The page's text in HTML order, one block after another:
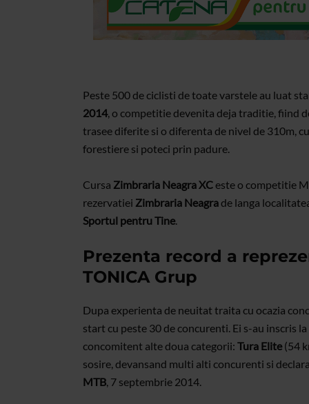
Peste 500 de ciclisti de toate varstele au luat
2014, o competitie devenita deja traditie, fiind
trasee diferite si o diferenta de nivel de 310m,
forestiere si poteci prin padure.
Cursa Zimbraria Neagra XC este o competitie
rezervatiei Zimbraria Neagra de langa
Sportul pentru Tine
Prezenta record a
TONICA Grup
Dupa experienta de neuitat traita cu ocazia
start cu peste 30 de concurenti. Ei s-au inscris
concomitent alte doua categorii: Tura Elite (54
sosire, devansand multi alti concurenti si
MTB , 7 septembrie 2014.